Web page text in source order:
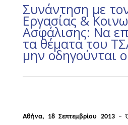
Συνάντηση με
Εργασίας &
Ασφάλισης: Να
τα θέματα του
μην οδηγούνται
Αθήνα, 18 Σεπτεμβρίου 2013–